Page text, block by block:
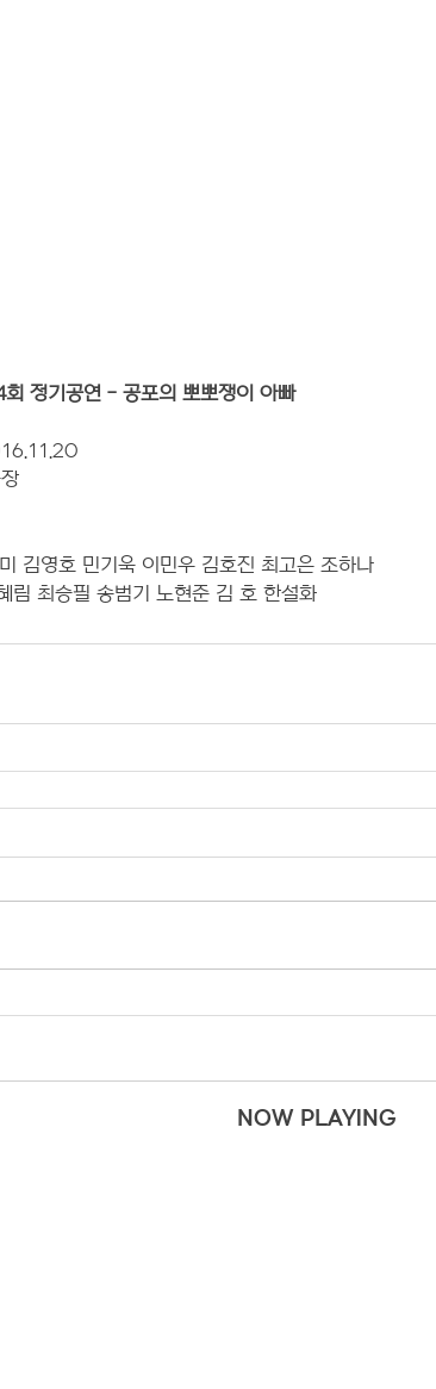
정기공연 - 공포의 뽀뽀쟁이 아빠
김영호 민기욱 이민우 김호진 최고은 조하나
덕우 전혜림 최승필 송범기 노현준 김 호 한설화
NOW PLAYING